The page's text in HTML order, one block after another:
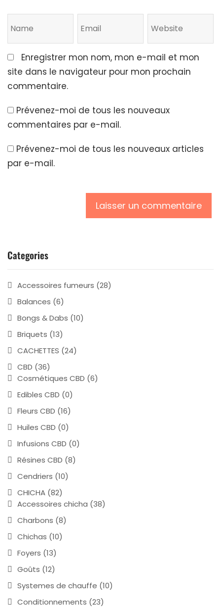
Enregistrer mon nom, mon e-mail et mon
site dans le navigateur pour mon prochain
commentaire.
Prévenez-moi de tous les nouveaux
commentaires par e-mail.
Prévenez-moi de tous les nouveaux articles
par e-mail.
Categories
Accessoires fumeurs (28)
Balances (6)
Bongs & Dabs (10)
Briquets (13)
CACHETTES (24)
CBD (36)
Cosmétiques CBD (6)
Edibles CBD (0)
Fleurs CBD (16)
Huiles CBD (0)
Infusions CBD (0)
Résines CBD (8)
Cendriers (10)
CHICHA (82)
Accessoires chicha (38)
Charbons (8)
Chichas (10)
Foyers (13)
Goûts (12)
Systemes de chauffe (10)
Conditionnements (23)